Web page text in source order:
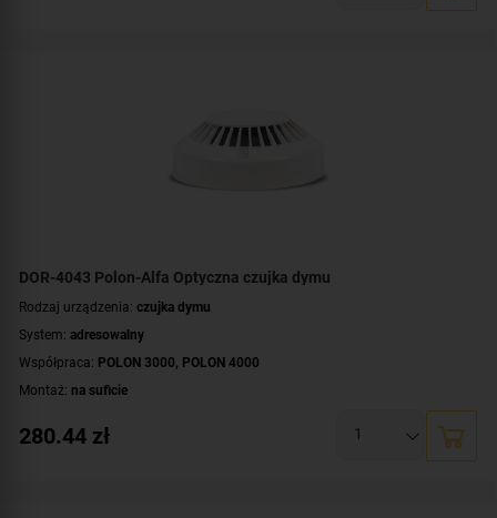
DOR-4043 Polon-Alfa Optyczna czujka dymu
Rodzaj urządzenia: czujka dymu
System: adresowalny
Współpraca: POLON 3000 POLON 4000
Montaż: na suficie
280.44 zł